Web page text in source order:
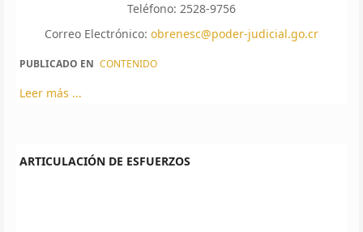
Teléfono: 2528-9756
Correo Electrónico: obrenesc@poder-judicial.go.cr
PUBLICADO EN CONTENIDO
Leer más ...
ARTICULACIÓN DE ESFUERZOS